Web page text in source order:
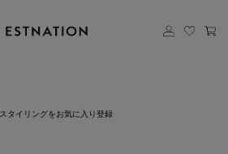
スタイリングをお気に入り登録